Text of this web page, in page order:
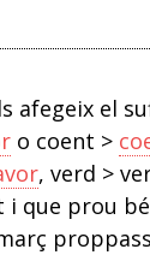
afegeix el
o coent >
, verd >
i que prou